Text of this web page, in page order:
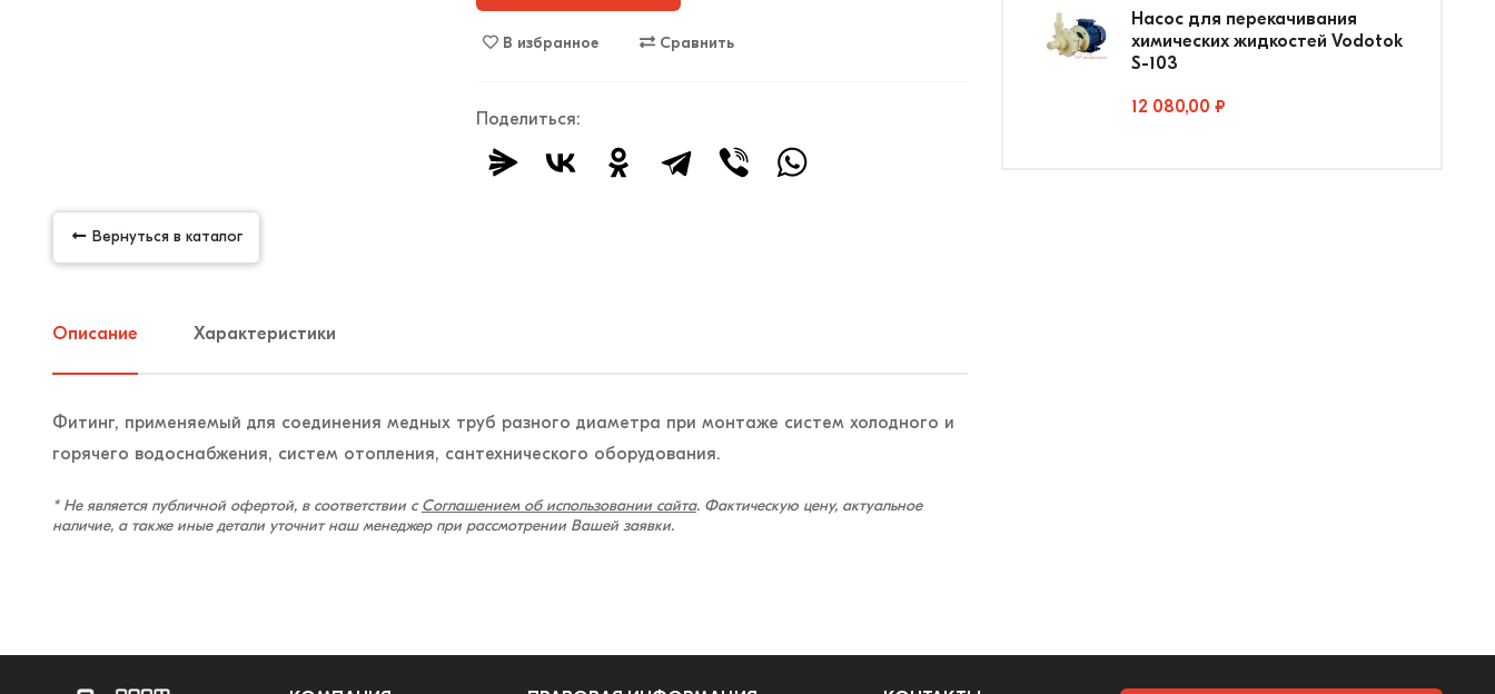
В избранное Сравнить
Поделиться:
Вернуться в каталог
Описание Характеристики
Фитинг, применяемый для соединения медных труб разного диаметра при монтаже систем холодного и
горячего водоснабжения, систем отопления, сантехнического оборудования.
* Не является публичной офертой, в соответствии с Соглашением об использовании сайта. Фактическую цену, актуальное
наличие, а также иные детали уточнит наш менеджер при рассмотрении Вашей заявки.
Насос для перекачивания
химических жидкостей Vodotok
S-103
12 080,00 ₽